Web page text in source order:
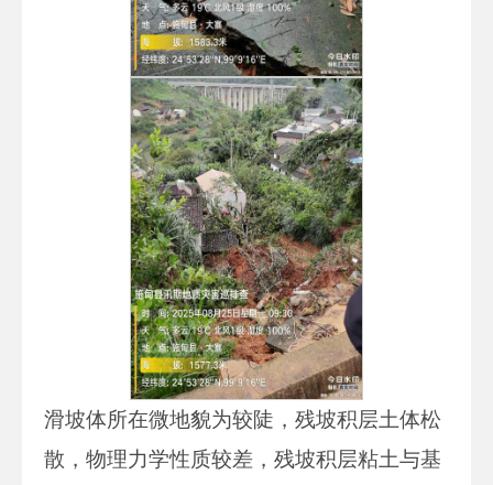
滑坡体所在微地貌为较陡，残坡积层土体松
散，物理力学性质较差，残坡积层粘土与基